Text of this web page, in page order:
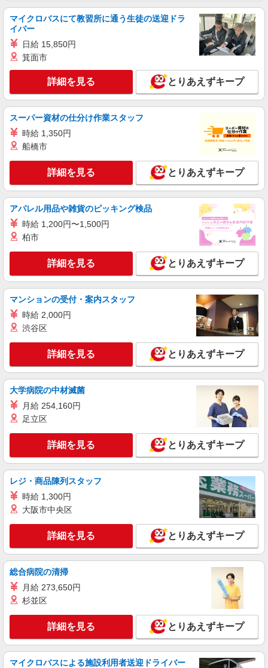
マイクロバスにて教習所に通う生徒の送迎ドラ
イバー
日給 15,850円
箕面市
詳細を見る とりあえずキープ
スーパー資材の仕分け作業スタッフ
時給 1,350円
船橋市
詳細を見る とりあえずキープ
アパレル用品や雑貨のピッキング検品
時給 1,200円〜1,500円
柏市
詳細を見る とりあえずキープ
マンションの受付・案内スタッフ
時給 2,000円
渋谷区
詳細を見る とりあえずキープ
大学病院の中材滅菌
月給 254,160円
足立区
詳細を見る とりあえずキープ
レジ・商品陳列スタッフ
時給 1,300円
大阪市中央区
詳細を見る とりあえずキープ
総合病院の清掃
月給 273,650円
杉並区
詳細を見る とりあえずキープ
マイクロバスによる施設利用者送迎ドライバー